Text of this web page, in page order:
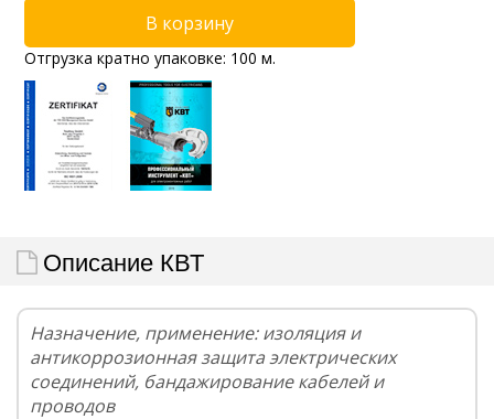
Отгрузка кратно упаковке: 100 м.
Описание КВТ
Назначение, применение: изоляция и
антикоррозионная защита электрических
соединений, бандажирование кабелей и
проводов